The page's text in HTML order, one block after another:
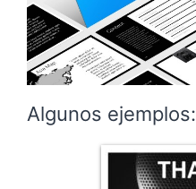
Algunos ejemplos: